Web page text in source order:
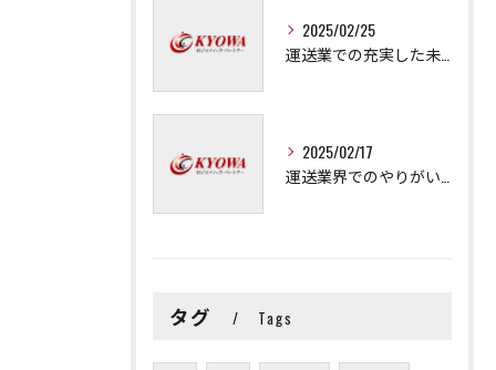
2025/02/25
2025/02/17
タグ Tags